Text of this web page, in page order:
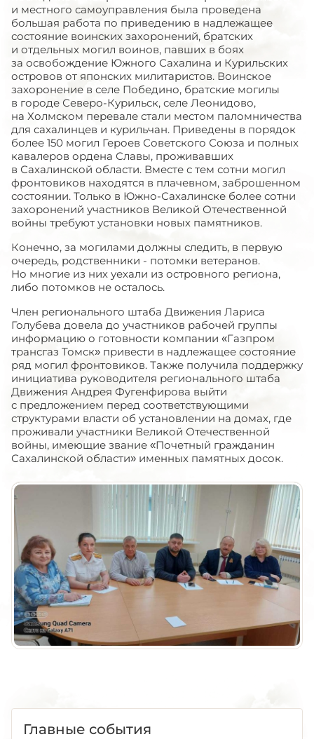
и местного самоуправления была проведена
большая работа по приведению в надлежащее
состояние воинских захоронений, братских
и отдельных могил воинов, павших в боях
за освобождение Южного Сахалина и Курильских
островов от японских милитаристов. Воинское
захоронение в селе Победино, братские могилы
в городе Северо-Курильск, селе Леонидово,
на Холмском перевале стали местом паломничества
для сахалинцев и курильчан. Приведены в порядок
более 150 могил Героев Советского Союза и полных
кавалеров ордена Славы, проживавших
в Сахалинской области. Вместе с тем сотни могил
фронтовиков находятся в плачевном, заброшенном
состоянии. Только в Южно-Сахалинске более сотни
захоронений участников Великой Отечественной
войны требуют установки новых памятников.
Конечно, за могилами должны следить, в первую
очередь, родственники - потомки ветеранов.
Но многие из них уехали из островного региона,
либо потомков не осталось.
Член регионального штаба Движения Лариса
Голубева довела до участников рабочей группы
информацию о готовности компании «Газпром
трансгаз Томск» привести в надлежащее состояние
ряд могил фронтовиков. Также получила поддержку
инициатива руководителя регионального штаба
Движения Андрея Фугенфирова выйти
с предложением перед соответствующими
структурами власти об установлении на домах, где
проживали участники Великой Отечественной
войны, имеющие звание «Почетный гражданин
Сахалинской области» именных памятных досок.
Главные события